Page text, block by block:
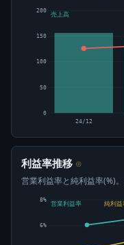
0
50
100
150
200
24/12
売上高
利益率推移 ⊙
営業利益率と純利益率(%)
6%
8%
営業利益率 純利益